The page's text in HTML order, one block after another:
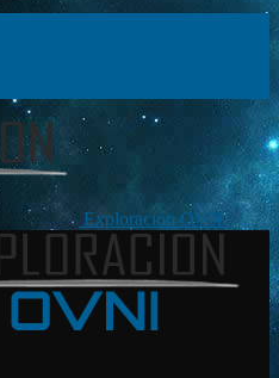
Exploración OVNI